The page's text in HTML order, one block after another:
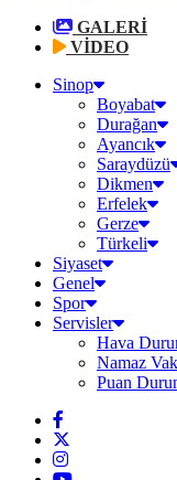
GALERİ
VİDEO
Sinop
Boyabat
Durağan
Ayancık
Saraydüzü
Dikmen
Erfelek
Gerze
Türkeli
Siyaset
Genel
Spor
Servisler
Hava
Namaz
Puan